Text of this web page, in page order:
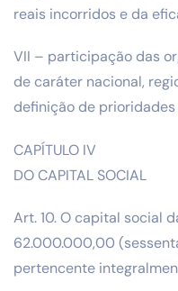
reais incorridos e da
VII – participação das
de caráter nacional,
definição de
CAPÍTULO IV
DO CAPITAL SOCIAL
Art. 10. O capital social
62.000.000,00
pertencente